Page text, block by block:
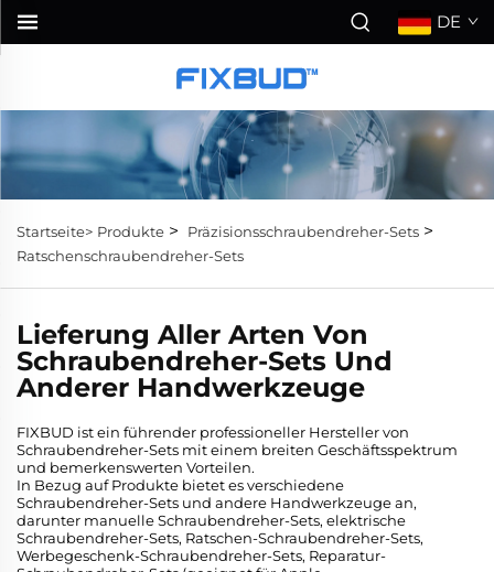
DE
Startseite> Produkte > Präzisionsschraubendreher-Sets >
Ratschenschraubendreher-Sets
Lieferung Aller Arten Von
Schraubendreher-Sets Und
Anderer Handwerkzeuge
FIXBUD ist ein führender professioneller Hersteller von
Schraubendreher-Sets mit einem breiten Geschäftsspektrum
und bemerkenswerten Vorteilen.
In Bezug auf Produkte bietet es verschiedene
Schraubendreher-Sets und andere Handwerkzeuge an,
darunter manuelle Schraubendreher-Sets, elektrische
Schraubendreher-Sets, Ratschen-Schraubendreher-Sets,
Werbegeschenk-Schraubendreher-Sets, Reparatur-